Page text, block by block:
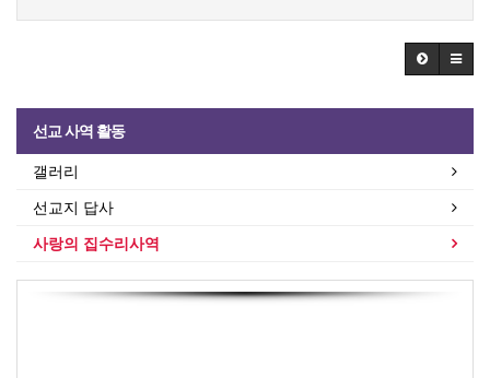
선교 사역 활동
갤러리
선교지 답사
사랑의 집수리사역